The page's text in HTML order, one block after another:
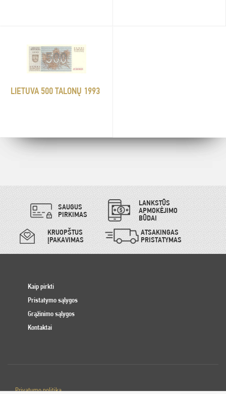
LIETUVA 500 TALONŲ 1993
SAUGUS
PIRKIMAS
LANKSTŪS
APMOKĖJIMO
BŪDAI
KRUOPŠTUS
ĮPAKAVIMAS
ATSAKINGAS
PRISTATYMAS
Kaip pirkti
Pristatymo sąlygos
Grąžinimo sąlygos
Kontaktai
Privatumo politika